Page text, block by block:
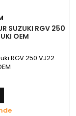
SUZUKI RGV 250
OEM
RGV 250 VJ22 -